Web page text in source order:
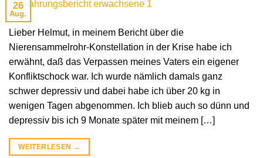
26
Aug.
Lieber Helmut, in meinem Bericht über die
Nierensammelrohr-Konstellation in der Krise habe ich
erwähnt, daß das Verpassen meines Vaters ein eigener
Konfliktschock war. Ich wurde nämlich damals ganz
schwer depressiv und dabei habe ich über 20 kg in
wenigen Tagen abgenommen. Ich blieb auch so dünn und
depressiv bis ich 9 Monate später mit meinem […]
WEITERLESEN →